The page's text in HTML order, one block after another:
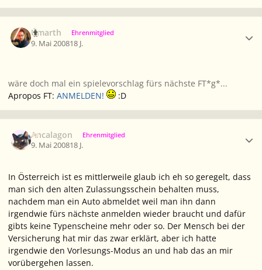
Úmarth Ehrenmitglied
9. Mai 200818 J.
wäre doch mal ein spielevorschlag fürs nächste FT*g*...
Apropos FT: ANMELDEN! :D
Ancalagon Ehrenmitglied
9. Mai 200818 J.
In Österreich ist es mittlerweile glaub ich eh so geregelt, dass
man sich den alten Zulassungsschein behalten muss,
nachdem man ein Auto abmeldet weil man ihn dann
irgendwie fürs nächste anmelden wieder braucht und dafür
gibts keine Typenscheine mehr oder so. Der Mensch bei der
Versicherung hat mir das zwar erklärt, aber ich hatte
irgendwie den Vorlesungs-Modus an und hab das an mir
vorübergehen lassen.